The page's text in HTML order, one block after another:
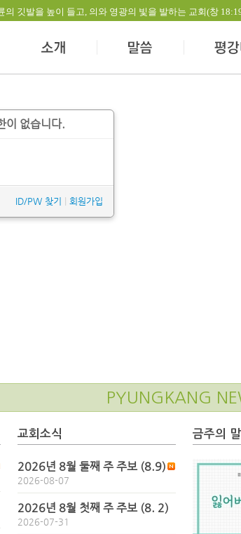
의 깃발을 높이 들고, 의와 영광의 빛을 발하는 교회(창
이 없습니다.
ID/PW 찾기 회원가입
PYUNGKANG
교회소식
2026년 8월 둘째 주 주보 (8.9)
2026-08-07
2026년 8월 첫째 주 주보 (8. 2)
2026-07-31
금주의